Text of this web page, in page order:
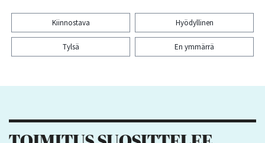
Kiinnostava Hyödyllinen
Tylsä En ymmärrä